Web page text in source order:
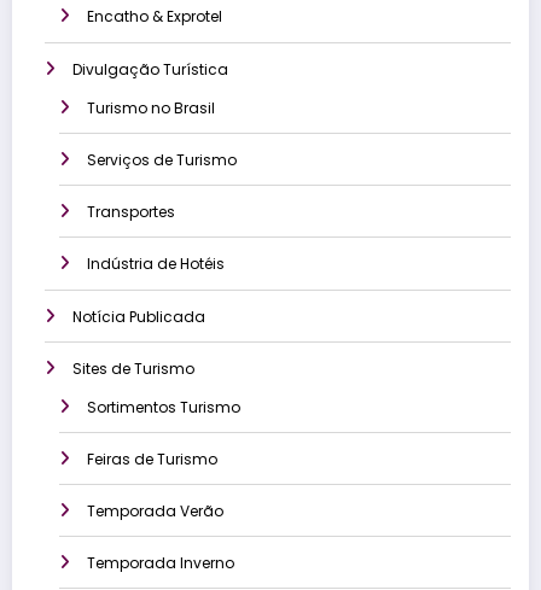
Encatho & Exprotel
Divulgação Turística
Turismo no Brasil
Serviços de Turismo
Transportes
Indústria de Hotéis
Notícia Publicada
Sites de Turismo
Sortimentos Turismo
Feiras de Turismo
Temporada Verão
Temporada Inverno